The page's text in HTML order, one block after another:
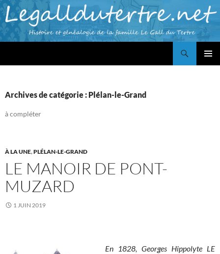
Aller
au
contenu
Archives de catégorie : Plélan-le-Grand
à compléter
À LA UNE,PLÉLAN-LE-GRAND
LE MANOIR DE PONT-
MUZARD
1 JUIN 2019
En 1828, Georges Hippolyte LE